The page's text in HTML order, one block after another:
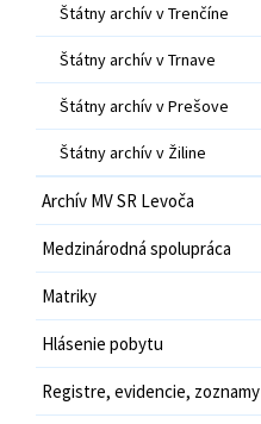
Štátny archív v Trenčíne
Štátny archív v Trnave
Štátny archív v Prešove
Štátny archív v Žiline
Archív MV SR Levoča
Medzinárodná spolupráca
Matriky
Hlásenie pobytu
Registre, evidencie, zoznamy